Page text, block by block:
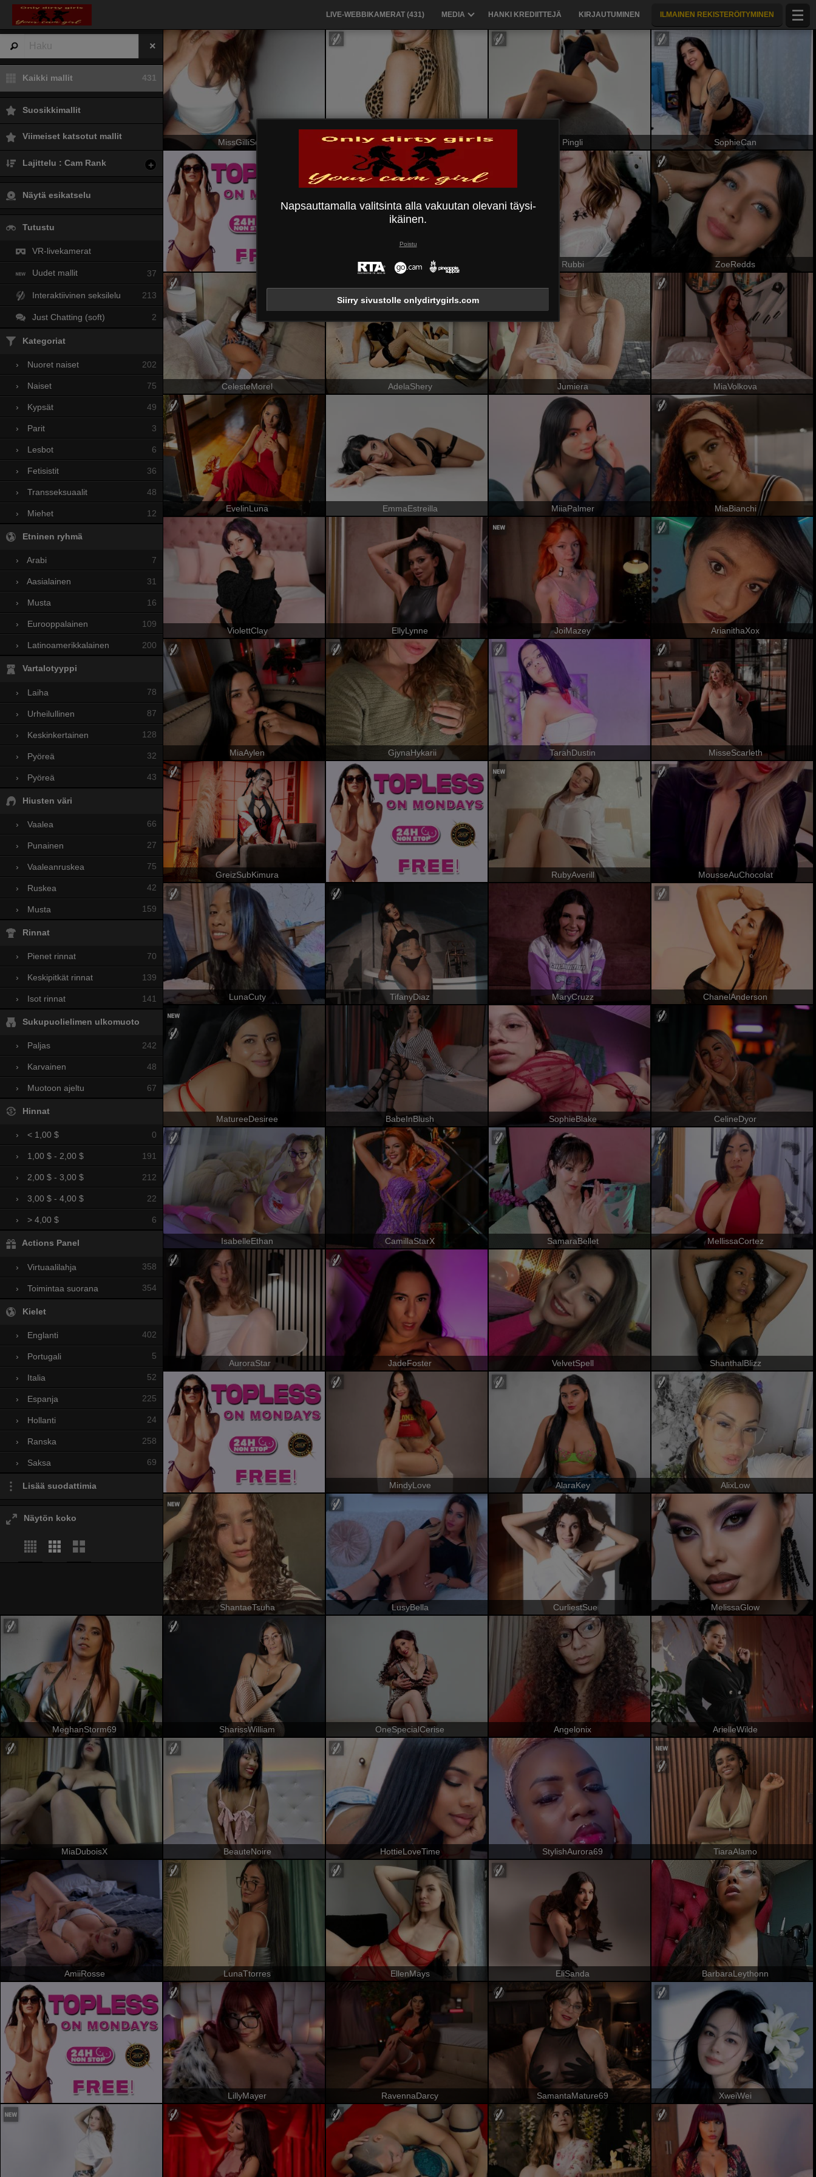
LIVE-WEBBIKAMERAT (431) MEDIA HANKI KREDIITTEJÄ KIRJAUTUMINEN ILMAINEN REKISTERÖITYMINEN
Kaikki mallit 431
Suosikkimallit
Viimeiset katsotut mallit
Lajittelu : Cam Rank +
Näytä esikatselu
Tutustu
VR-livekamerat
Uudet mallit 37
Interaktiivinen seksilelu 213
Just Chatting (soft) 2
Kategoriat
› Nuoret naiset 202
› Naiset 75
› Kypsät 49
› Parit 3
› Lesbot 6
› Fetisistit 36
› Transseksuaalit 48
› Miehet 12
Etninen ryhmä
› Arabi 7
› Aasialainen 31
› Musta 16
› Eurooppalainen 109
› Latinoamerikkalainen 200
Vartalotyyppi
› Laiha 78
› Urheilullinen 87
› Keskinkertainen 128
› Pyöreä 32
› Pyöreä 43
Hiusten väri
› Vaalea 66
› Punainen 27
› Vaaleanruskea 75
› Ruskea 42
› Musta 159
Rinnat
› Pienet rinnat 70
› Keskipitkät rinnat 139
› Isot rinnat 141
Sukupuolielimen ulkomuoto
› Paljas 242
› Karvainen 48
› Muotoon ajeltu 67
Hinnat
› < 1,00 $ 0
› 1,00 $ - 2,00 $ 191
› 2,00 $ - 3,00 $ 212
› 3,00 $ - 4,00 $ 22
› > 4,00 $ 6
Actions Panel
› Virtuaalilahja 358
› Toimintaa suorana 354
Kielet
› Englanti 402
› Portugali 5
› Italia 52
› Espanja 225
› Hollanti 24
› Ranska 258
› Saksa 69
Lisää suodattimia
Näytön koko
MissGilliSquirty Destinis Pingli SophieCan
ElodieGardner Rubbi ZoeRedds
CelesteMorel AdelaShery Jumiera MiaVolkova
EvelinLuna EmmaEstreilla MiiaPalmer MiaBianchi
ViolettClay EllyLynne JoiMazey ArianithaXox
MiaAylen GjynaHykarii TarahDustin MisseScarleth
GreizSubKimura RubyAverill MousseAuChocolat
LunaCuty TifanyDiaz MaryCruzz ChanelAnderson
MatureeDesiree BabeInBlush SophieBlake CelineDyor
IsabelleEthan CamillaStarX SamaraBellet MellissaCortez
AuroraStar JadeFoster VelvetSpell ShanthalBlizz
MindyLove AlaraKey AlixLow
ShantaeTsuha LusyBella CurliestSue MelissaGlow
MeghanStorm69 SharissWilliam OneSpecialCerise Angelonix ArielleWilde
MiaDuboisX BeauteNoire HottieLoveTime StylishAurora69 TiaraAlamo
AmiiRosse LunaTtorres EllenMays EliSanda BarbaraLeythonn
LillyMayer RavennaDarcy SamantaMature69 XweiWei
Napsauttamalla valitsinta alla vakuutan olevani täysi-
ikäinen.
Poistu
Siirry sivustolle onlydirtygirls.com